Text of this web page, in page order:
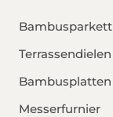
Bambusparkett
Terrassendielen
Bambusplatten
Messerfurnier